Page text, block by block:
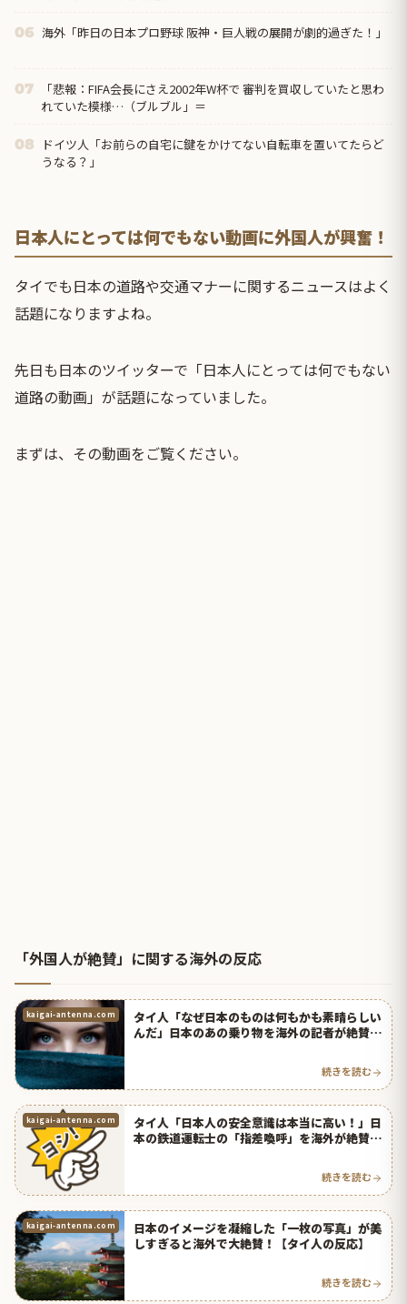
06 海外「昨日の日本プロ野球 阪神・巨人戦の展開が劇的過ぎた！」
07
「悲報：FIFA会長にさえ2002年W杯で 審判を買収していたと思わ
れていた模様…（ブルブル」＝
08
ドイツ人「お前らの自宅に鍵をかけてない自転車を置いてたらど
うなる？」
日本人にとっては何でもない動画に外国人が興奮！
タイでも日本の道路や交通マナーに関するニュースはよく
話題になりますよね。
先日も日本のツイッターで「日本人にとっては何でもない
道路の動画」が話題になっていました。
まずは、その動画をご覧ください。
「外国人が絶賛」に関する海外の反応
kaigai-antenna.com
タイ人「なぜ日本のものは何もかも素晴らしい
んだ」日本のあの乗り物を海外の記者が絶賛！
続きを読む
kaigai-antenna.com
タイ人「日本人の安全意識は本当に高い！」日
本の鉄道運転士の「指差喚呼」を海外が絶賛！
続きを読む
kaigai-antenna.com
日本のイメージを凝縮した「一枚の写真」が美
しすぎると海外で大絶賛！【タイ人の反応】
続きを読む